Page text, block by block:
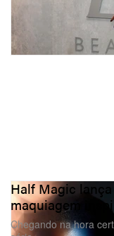
Half Magic
maquiagem
Chegando na hora